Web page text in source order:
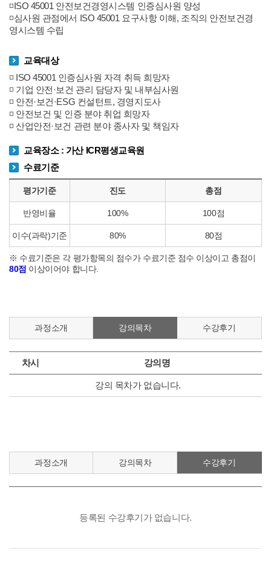
◽ISO 45001 안전보건경영시스템 인증심사원 양성
◽심사원 관점에서 ISO 45001 요구사항 이해, 조직의 안전보건경
영시스템 수립
교육대상
◽ ISO 45001 인증심사원 자격 취득 희망자
◽ 기업 안전·보건 관리 담당자 및 내부심사원
◽ 안전·보건·ESG 컨설턴트, 경영지도사
◽ 안전보건 및 인증 분야 취업 희망자
◽ 산업안전·보건 관련 분야 종사자 및 책임자
교육장소 : 가산 ICR평생교육원
수료기준
평가기준 진도 총점
반영비율 100% 100점
이수(과락)기준 80% 80점
※ 수료기준은 각 평가항목의 점수가 수료기준 점수 이상이고 총점이
80점 이상이어야 합니다.
과정소개 강의목차 수강후기
차시 강의명
강의 목차가 없습니다.
과정소개 강의목차 수강후기